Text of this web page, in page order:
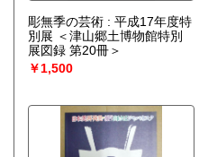
彫無季の芸術 : 平成17年度特
別展 ＜津山郷土博物館特別
展図録 第20冊＞
￥1,500